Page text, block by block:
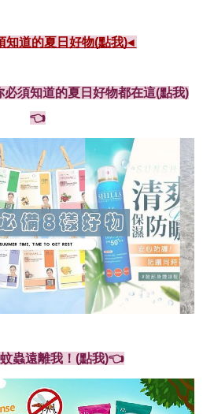
知道的夏日好物(點我)◂
須知道的夏日好物都在這(點我)
👈
蟲遠離我！(點我)👈